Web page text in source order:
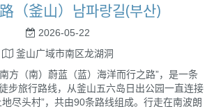
（釜山）남파랑길(부산)
2026-05-22
釜山广域市南区龙湖洞
方（南）蔚蓝（蓝）海洋而行之路”，是一条
步旅行路线，从釜山五六岛日出公园一直连接
尽头村”，共由90条路线组成。行走在南波朗